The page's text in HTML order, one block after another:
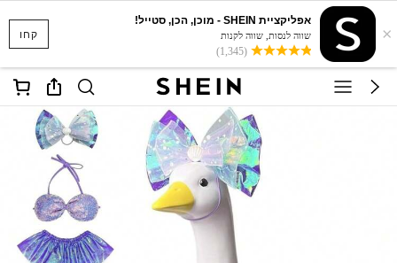
קחו ×
אפליקציית SHEIN - מוכן, הכן, סטייל!
שווה לנסות, שווה לקנות
(1,345)